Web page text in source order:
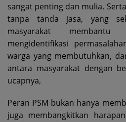
sangat penting dan mulia.
tanpa tanda jasa, yang
masyarakat membantu
mengidentifikasi
warga yang membutuhkan,
antara masyarakat dengan
ucapnya,
Peran PSM bukan hanya
juga membangkitkan